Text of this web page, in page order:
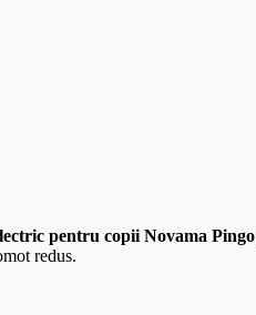
pentru copii Novama Pingo
redus.